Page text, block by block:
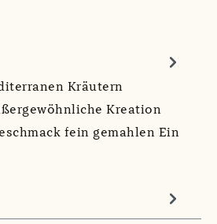
Kräutern
Kreation
fein gemahlen Ein